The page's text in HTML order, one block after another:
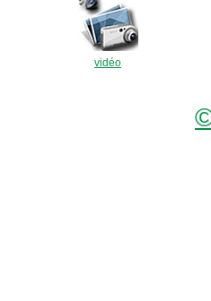
vidéo